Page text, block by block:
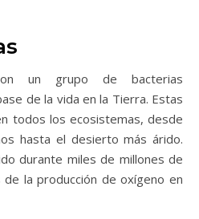
un grupo de bacterias
de la vida en la Tierra. Estas
todos los ecosistemas, desde
hasta el desierto más árido.
durante miles de millones de
la producción de oxígeno en